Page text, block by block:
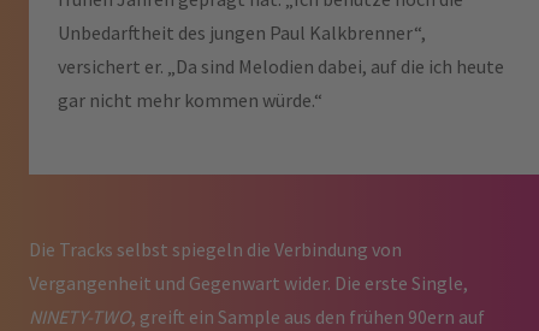
Unbedarftheit des jungen Paul Kalkbrenner“,
versichert er. „Da sind Melodien dabei, auf die ich heute
gar nicht mehr kommen würde.“
Die Tracks selbst spiegeln die Verbindung von
Vergangenheit und Gegenwart wider. Die erste Single,
NINETY-TWO, greift ein Sample aus den frühen 90ern auf